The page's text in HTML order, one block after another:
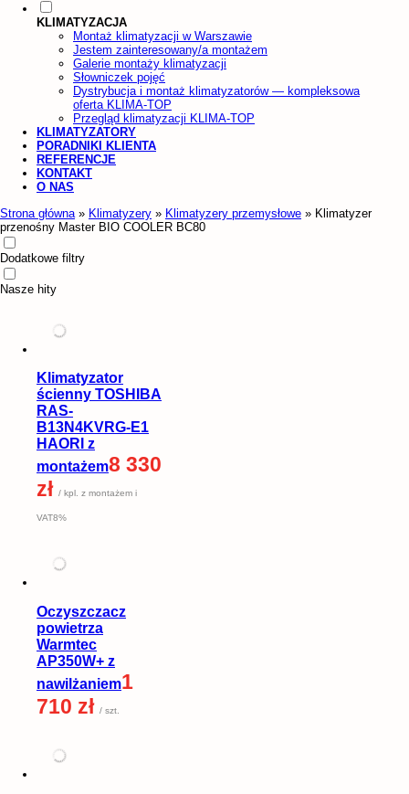
KLIMATYZACJA
Montaż klimatyzacji w Warszawie
Jestem zainteresowany/a montażem
Galerie montaży klimatyzacji
Słowniczek pojęć
Dystrybucja i montaż klimatyzatorów — kompleksowa
oferta KLIMA-TOP
Przegląd klimatyzacji KLIMA-TOP
KLIMATYZATORY
PORADNIKI KLIENTA
REFERENCJE
KONTAKT
O NAS
Strona główna » Klimatyzery » Klimatyzery przemysłowe » Klimatyzer
przenośny Master BIO COOLER BC80
Dodatkowe filtry
Nasze hity
Klimatyzator
ścienny TOSHIBA
RAS-
B13N4KVRG-E1
HAORI z
montażem8 330
zł / kpl. z montażem i
VAT8%
Oczyszczacz
powietrza
Warmtec
AP350W+ z
nawilżaniem1
710 zł / szt.